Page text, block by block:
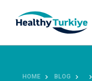
p
HOME BLOG